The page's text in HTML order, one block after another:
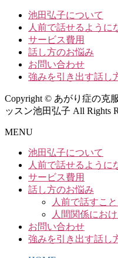
池田弘子について
人前で話せるように
サービス費用
話し方のお悩み
お問い合わせ
強みを引き出す話し
Copyright © あがり症の克
ッスン池田弘子 All Rights
MENU
池田弘子について
人前で話せるように
サービス費用
話し方のお悩み
人前で話すこ
人間関係にお
お問い合わせ
強みを引き出す話し